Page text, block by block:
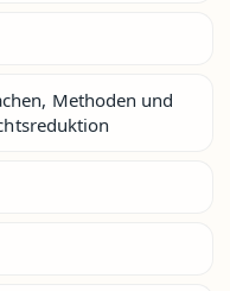
Methoden und